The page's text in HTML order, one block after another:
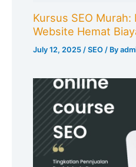
Kursus SEO Murah:
Website Hemat
July 12, 2025 /SEO / By